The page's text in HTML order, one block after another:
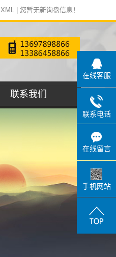
XML 您暂无新询盘信息！
联系我们
在线客服
联系电话
在线留言
手机网站